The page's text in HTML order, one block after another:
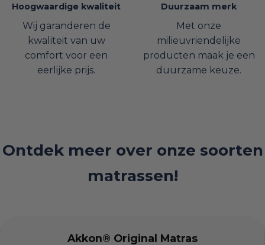
Hoogwaardige kwaliteit
Wij garanderen de
kwaliteit van uw
comfort voor een
eerlijke prijs.
Duurzaam merk
Met onze
milieuvriendelijke
producten maak je een
duurzame keuze.
Ontdek meer over onze soorten
matrassen!
Akkon® Original Matras